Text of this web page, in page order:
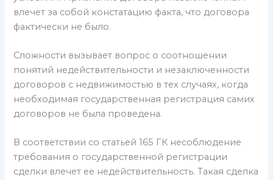
влечет за собой констатацию факта, что договора
фактически не было.
Сложности вызывает вопрос о соотношении
понятий недействительности и незаключенности
договоров с недвижимостью в тех случаях, когда
необходимая государственная регистрация самих
договоров не была проведена.
В соответствии со статьей 165 ГК несоблюдение
требования о государственной регистрации
сделки влечет ее недействительность. Такая сделка